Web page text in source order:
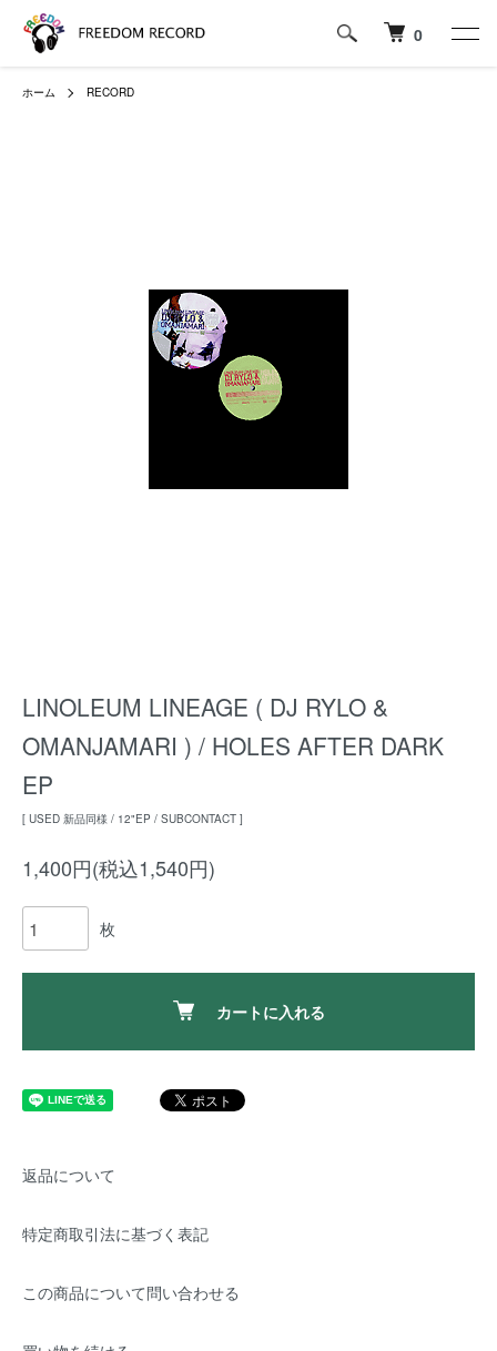
0
ホーム RECORD
LINOLEUM LINEAGE ( DJ RYLO &
OMANJAMARI ) / HOLES AFTER DARK
EP
[ USED 新品同様 / 12"EP / SUBCONTACT ]
1,400円(税込1,540円)
枚
カートに入れる
返品について
特定商取引法に基づく表記
この商品について問い合わせる